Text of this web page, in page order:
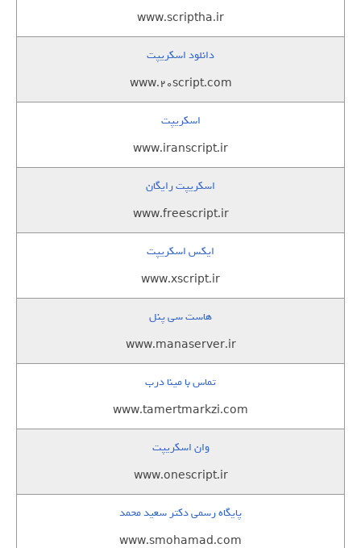
www.scriptha.ir
دانلود اسکریپت
www.20script.com
اسکریپت
www.iranscript.ir
اسکریپت رایگان
www.freescript.ir
ایکس اسکریپت
www.xscript.ir
هاست سی پنل
www.manaserver.ir
تماس با مینا درب
www.tamertmarkzi.com
وان اسکریپت
www.onescript.ir
پایگاه رسمی دکتر سعید محمد
www.smohamad.com